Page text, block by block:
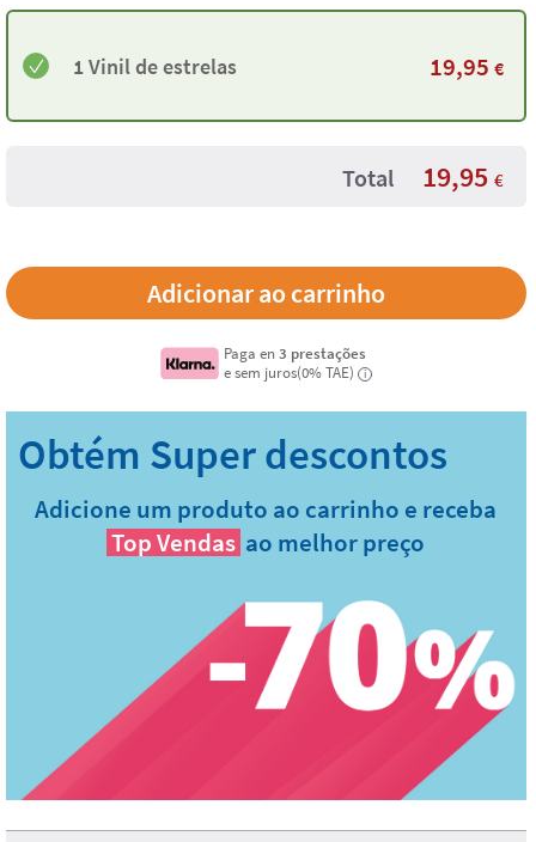
1 Vinil de estrelas 19,95 €
Total 19,95 €
Paga en3 prestações
e sem juros(0% TAE)
i
Adicione um produto ao carrinho e receba
Top Vendas ao melhor preço